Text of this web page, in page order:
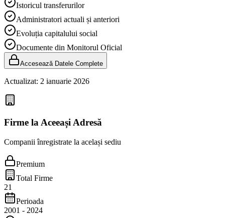
Istoricul transferurilor
Administratori actuali și anteriori
Evoluția capitalului social
Documente din Monitorul Oficial
Accesează Datele Complete
Actualizat: 2 ianuarie 2026
Firme la Aceeași Adresă
Companii înregistrate la același sediu
Premium
Total Firme
21
Perioada
2001 - 2024